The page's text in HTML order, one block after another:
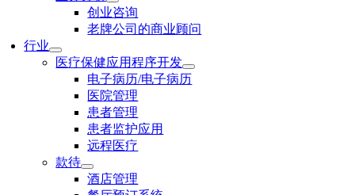
创业咨询
老牌公司的商业顾问
行业
医疗保健应用程序开发
电子病历/电子病历
医院管理
患者管理
患者监护应用
远程医疗
款待
酒店管理